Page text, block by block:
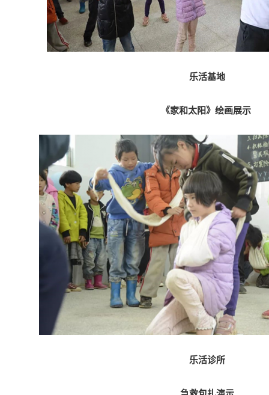
乐活基地
《家和太阳》绘画展示
乐活诊所